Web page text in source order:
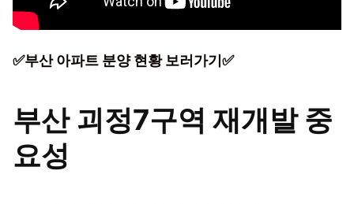
✅부산 아파트 분양 현황 보러가기✅
부산 괴정7구역 재개발 중
요성